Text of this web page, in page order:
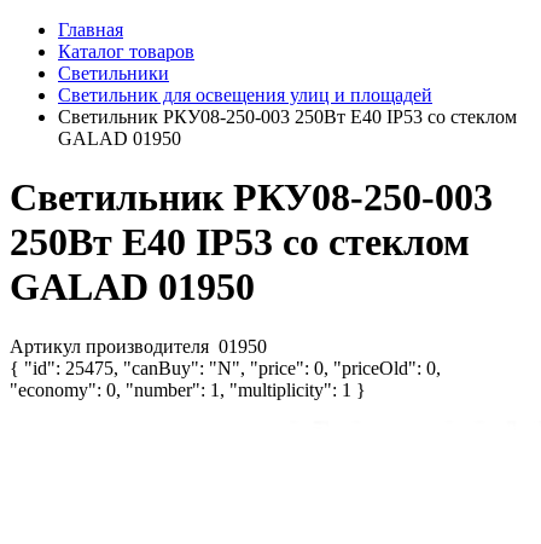
Главная
Каталог товаров
Светильники
Светильник для освещения улиц и площадей
Светильник РКУ08-250-003 250Вт E40 IP53 со стеклом
GALAD 01950
Светильник РКУ08-250-003
250Вт E40 IP53 со стеклом
GALAD 01950
Артикул производителя 01950
{ "id": 25475, "canBuy": "N", "price": 0, "priceOld": 0,
"economy": 0, "number": 1, "multiplicity": 1 }